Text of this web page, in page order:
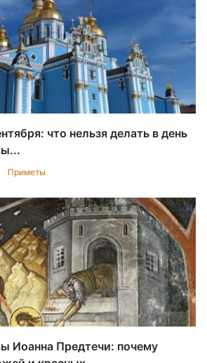
что нельзя делать в день
Приметы
Иоанна Предтечи: почему